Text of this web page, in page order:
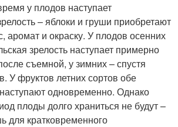
у плодов наступает
– яблоки и груши приобретают
аромат и окраску. У плодов осенних
зрелость наступает примерно
съемной, у зимних – спустя
У фруктов летних сортов обе
одновременно. Однако
плоды долго храниться не будут –
для кратковременного